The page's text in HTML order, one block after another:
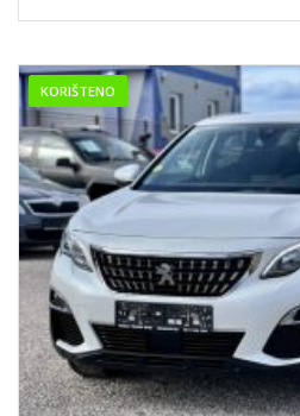
KORIŠTENO